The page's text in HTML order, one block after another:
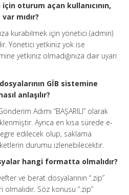
için oturum açan kullanıcının,
mıdır?
kurabilmek için yönetici (admin)
Yönetici yetkiniz yok ise
yetkiniz olmadığınıza dair uyarı
GİB sistemine
anlaşılır?
Adımı “BAŞARILI” olarak
Ayrıca en kısa sürede e-
edilecek olup, saklama
durumu izlenebilecektir.
hangi formatta olmalıdır?
ve berat dosyalarının “.zip”
olmalıdır. Söz konusu “.zip”